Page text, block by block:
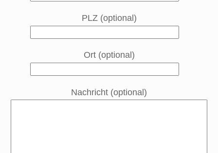
PLZ (optional)
Ort (optional)
Nachricht (optional)